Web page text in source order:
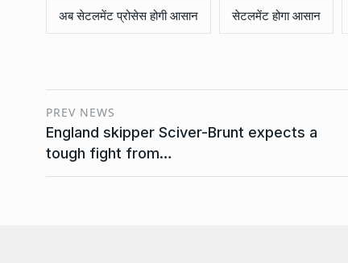
अब सेटलमेंट प्रोसेस होगी आसान सेटलमेंट होगा आसान
PREV NEWS
England skipper Sciver-Brunt expects a
tough fight from…